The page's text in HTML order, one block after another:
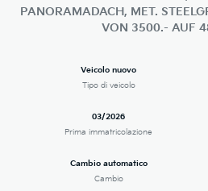
PANORAMADACH, MET.
VON 3500.- AUF
Veicolo nuovo
Tipo di veicolo
03/2026
Prima immatricolazione
Cambio automatico
Cambio